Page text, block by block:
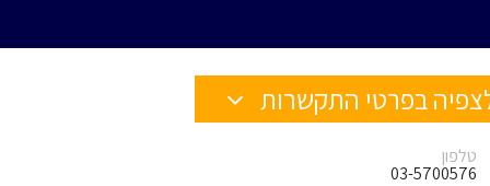
בפרטי התקשרות
טלפון
03-5700576